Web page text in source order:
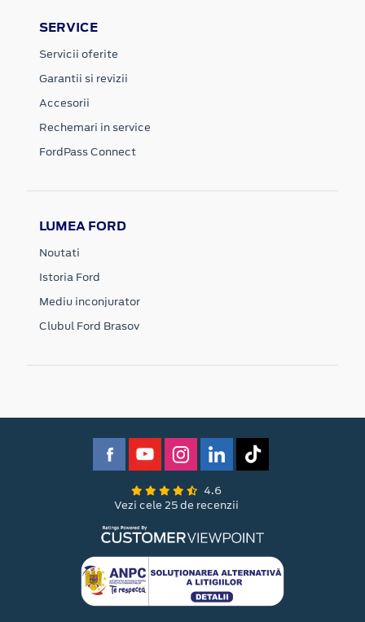
SERVICE
Servicii oferite
Garantii si revizii
Accesorii
Rechemari in service
FordPass Connect
LUMEA FORD
Noutati
Istoria Ford
Mediu inconjurator
Clubul Ford Brasov
4.6
Vezi cele 25 de recenzii